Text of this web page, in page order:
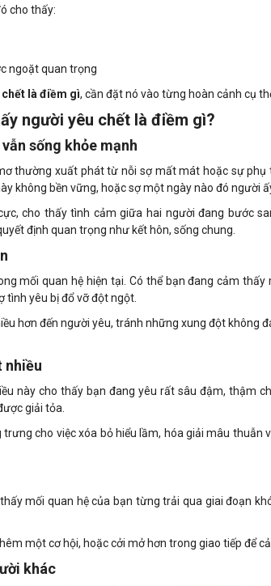
cho thấy:
ngoặt quan trọng
là điềm gì, cần đặt nó vào từng hoàn cảnh cụ
người yêu chết là điềm gì?
sống khỏe mạnh
thường xuất phát từ nỗi sợ mất mát hoặc sự phụ
không bền vững, hoặc sợ một ngày nào đó người
cho thấy tình cảm giữa hai người đang bước
định quan trọng như kết hôn, sống chung.
mối quan hệ hiện tại. Có thể bạn đang cảm
tình yêu bị đổ vỡ đột ngột.
hơn đến người yêu, tránh những xung đột không
nhiều
này cho thấy bạn đang yêu rất sâu đậm, thậm
giải tỏa.
cho việc xóa bỏ hiểu lầm, hóa giải mâu thuẫn
mối quan hệ của bạn từng trải qua giai đoạn
một cơ hội, hoặc cởi mở hơn trong giao tiếp để cả
khác